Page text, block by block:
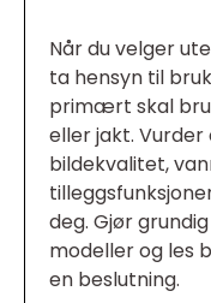
Når du velger
ta hensyn til
primært skal
eller jakt.
bildekvalitet,
deg. Gjør
modeller og les
en beslutning.